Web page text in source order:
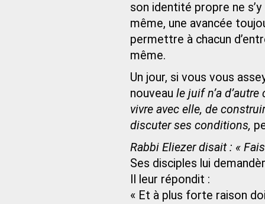
son identité propre ne
même, une avancée
permettre à chacun
même.
Un jour, si vous vous
nouveau le juif n’a
vivre avec elle, de
discuter ses conditions,
Rabbi Eliezer disait : «
Ses disciples lui
Il leur répondit :
« Et à plus forte raison